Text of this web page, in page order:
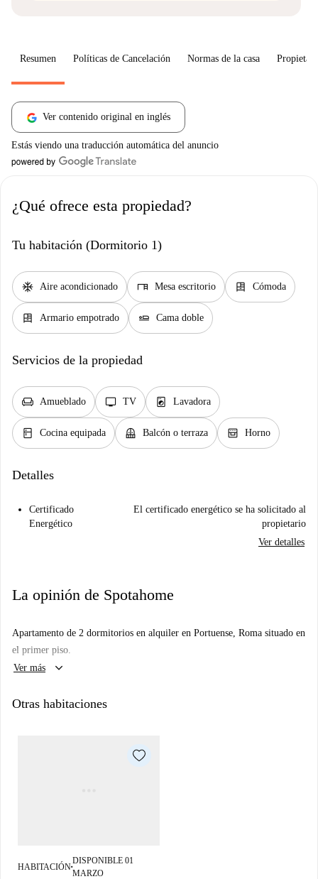
Resumen Políticas de Cancelación Normas de la casa
Ver contenido original en inglés
Estás viendo una traducción automática del anuncio
¿Qué ofrece esta propiedad?
Tu habitación (Dormitorio 1)
ac_unit Aire acondicionado desk Mesa escritorio dresser Cómoda
dresser Armario empotrado airline_seat_flat Cama doble
Servicios de la propiedad
chair Amueblado tv TV local_laundry_service Lavadora
kitchen Cocina equipada balcony Balcón o terraza oven_gen Horno
Detalles
Certificado
Energético
El certificado energético se ha solicitado al
propietario
Ver detalles
La opinión de Spotahome
Apartamento de 2 dormitorios en alquiler en Portuense, Roma situado en
el primer piso.
Ver más
keyboard_arrow_down
Otras habitaciones
HABITACIÓN■
DISPONIBLE 01
MARZO